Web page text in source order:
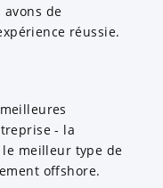
avons de
réussie.
- la
meilleur type de
offshore.